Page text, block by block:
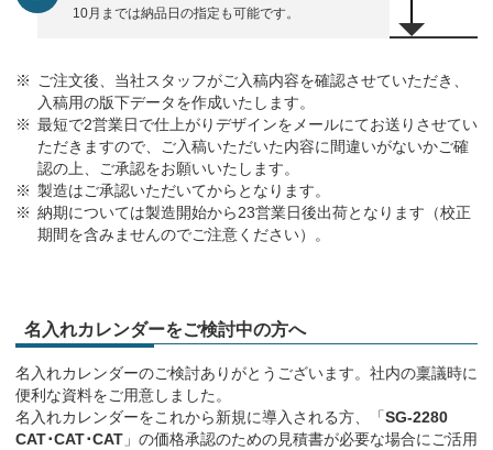
10月までは納品日の指定も可能です。
ご注文後、当社スタッフがご入稿内容を確認させていただき、
入稿用の版下データを作成いたします。
最短で2営業日で仕上がりデザインをメールにてお送りさせてい
ただきますので、ご入稿いただいた内容に間違いがないかご確
認の上、ご承認をお願いいたします。
製造はご承認いただいてからとなります。
納期については製造開始から23営業日後出荷となります（校正
期間を含みませんのでご注意ください）。
名入れカレンダーをご検討中の方へ
名入れカレンダーのご検討ありがとうございます。社内の稟議時に
便利な資料をご用意しました。
名入れカレンダーをこれから新規に導入される方、「SG-2280
CAT･CAT･CAT 」の価格承認のための見積書が必要な場合にご活用